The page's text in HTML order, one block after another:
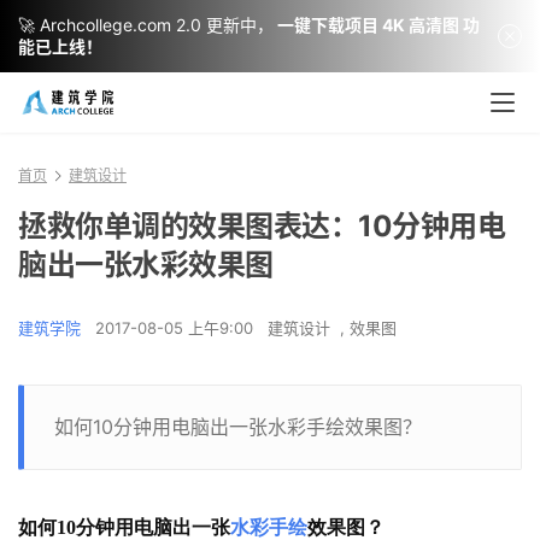
首页 建筑设计
拯救你单调的效果图表达：10分钟用电
脑出一张水彩效果图
建筑学院 2017-08-05 上午9:00 建筑设计 , 效果图
如何10分钟用电脑出一张水彩手绘效果图？
如何10分钟用电脑出一张水彩手绘效果图？
🚀 Archcollege.com 2.0 更新中，
一键下载项目 4K 高清图 功
能已上线！